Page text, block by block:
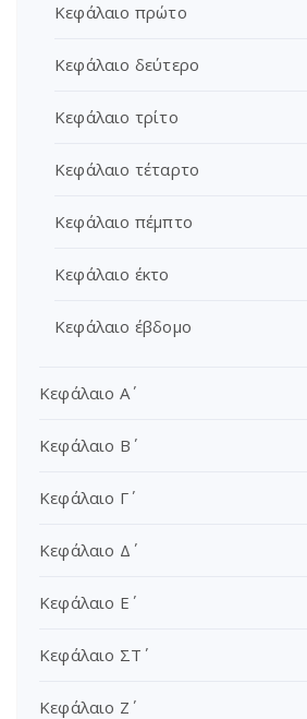
Κεφάλαιο πρώτο
Κεφάλαιο δεύτερο
Κεφάλαιο τρίτο
Κεφάλαιο τέταρτο
Κεφάλαιο πέμπτο
Κεφάλαιο έκτο
Κεφάλαιο έβδομο
Κεφάλαιο Α΄
Κεφάλαιο Β΄
Κεφάλαιο Γ΄
Κεφάλαιο Δ΄
Κεφάλαιο Ε΄
Κεφάλαιο ΣΤ΄
Κεφάλαιο Ζ΄